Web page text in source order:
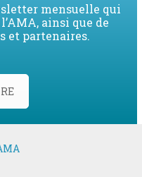
mensuelle qui
ainsi que de
et partenaires.